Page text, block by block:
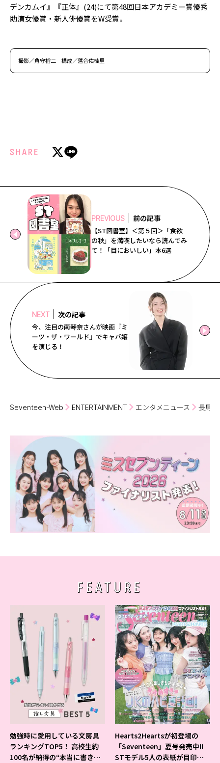
デンカムイ』『正体』(24)にて第48回日本アカデミー賞優秀
助演女優賞・新人俳優賞をW受賞。
撮影／角守裕二 構成／落合佑桂里
SHARE
PREVIOUS 前の記事
【ST図書室】＜第５回＞「食欲
の秋」を満喫したいなら読んでみ
て！「目においしい」本6選
NEXT 次の記事
今、注目の南琴奈さんが映画『ミ
ーツ・ザ・ワールド』でキャバ嬢
を演じる！
Seventeen-Web ENTERTAINMENT エンタメニュース 長尾
FEATURE
勉強時に愛用している文房具
ランキングTOP5！ 高校生約
100名が納得の“本当に書きや
Hearts2Heartsが初登場の
「Seventeen」夏号発売中!!
STモデル5人の表紙が目印だ